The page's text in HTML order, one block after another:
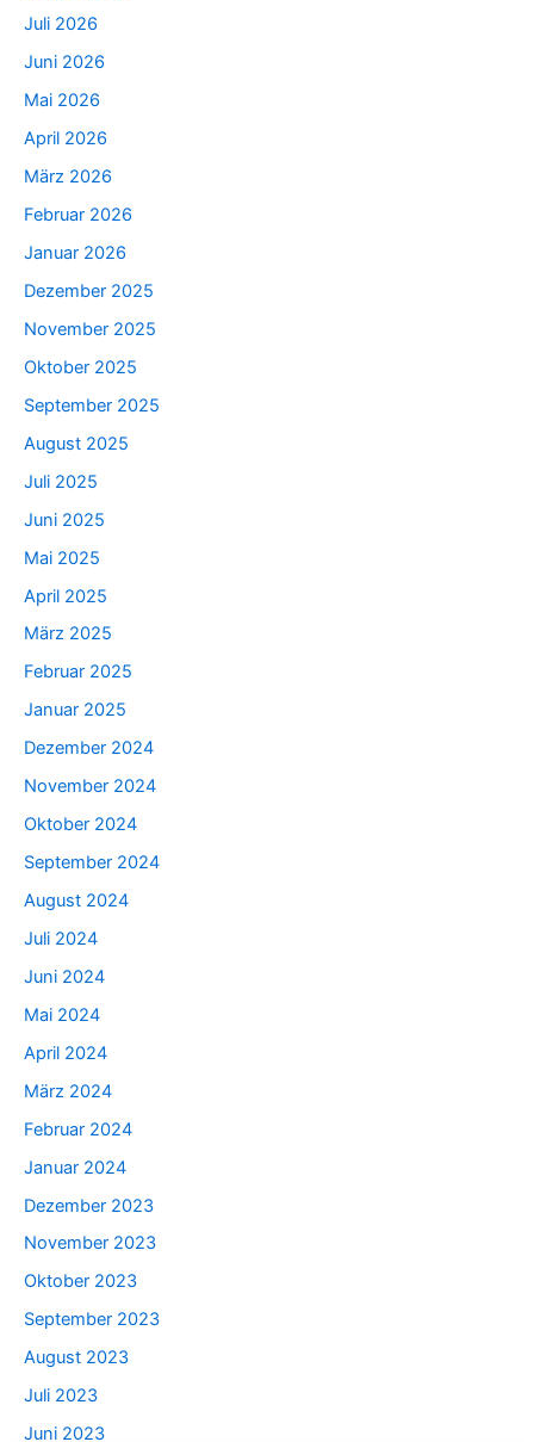
Juli 2026
Juni 2026
Mai 2026
April 2026
März 2026
Februar 2026
Januar 2026
Dezember 2025
November 2025
Oktober 2025
September 2025
August 2025
Juli 2025
Juni 2025
Mai 2025
April 2025
März 2025
Februar 2025
Januar 2025
Dezember 2024
November 2024
Oktober 2024
September 2024
August 2024
Juli 2024
Juni 2024
Mai 2024
April 2024
März 2024
Februar 2024
Januar 2024
Dezember 2023
November 2023
Oktober 2023
September 2023
August 2023
Juli 2023
Juni 2023